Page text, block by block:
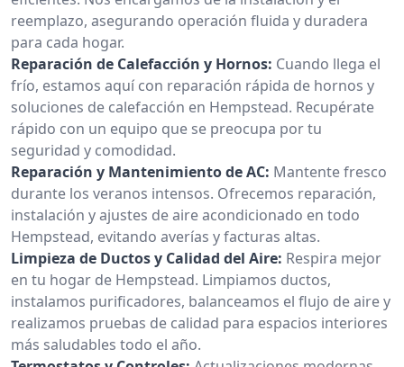
reemplazo, asegurando operación fluida y duradera
para cada hogar.
Reparación de Calefacción y Hornos: Cuando llega el
frío, estamos aquí con reparación rápida de hornos y
soluciones de calefacción en Hempstead. Recupérate
rápido con un equipo que se preocupa por tu
seguridad y comodidad.
Reparación y Mantenimiento de AC: Mantente fresco
durante los veranos intensos. Ofrecemos reparación,
instalación y ajustes de aire acondicionado en todo
Hempstead, evitando averías y facturas altas.
Limpieza de Ductos y Calidad del Aire: Respira mejor
en tu hogar de Hempstead. Limpiamos ductos,
instalamos purificadores, balanceamos el flujo de aire y
realizamos pruebas de calidad para espacios interiores
más saludables todo el año.